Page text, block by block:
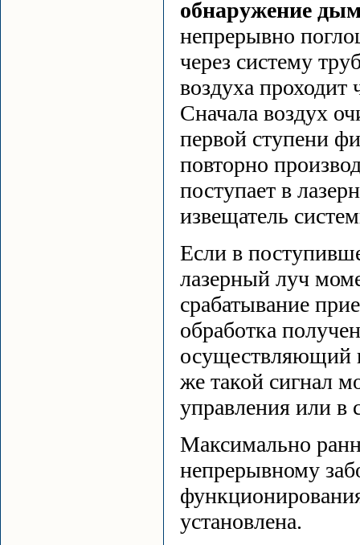
обнаружение
непрерывно
через систему
воздуха проходит
Сначала воздух
первой ступени
повторно
поступает в
извещатель
Если в
лазерный луч
срабатывание
обработка
осуществляющий
же такой сигнал
управления или в
Максимально
непрерывному
установлена.